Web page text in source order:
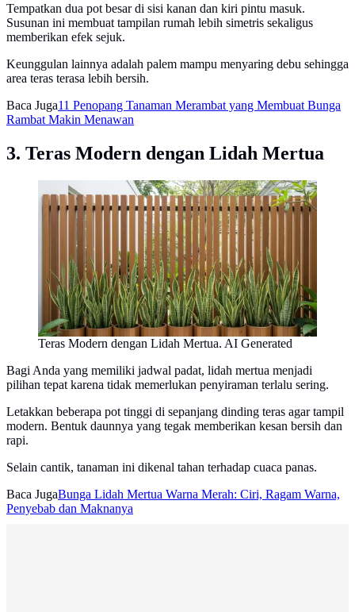
Tempatkan dua pot besar di sisi kanan dan kiri pintu masuk.
Susunan ini membuat tampilan rumah lebih simetris sekaligus
memberikan efek sejuk.
Keunggulan lainnya adalah palem mampu menyaring debu sehingga
area teras terasa lebih bersih.
Baca Juga11 Penopang Tanaman Merambat yang Membuat Bunga
Rambat Makin Menawan
3. Teras Modern dengan Lidah Mertua
Teras Modern dengan Lidah Mertua. AI Generated
Bagi Anda yang memiliki jadwal padat, lidah mertua menjadi
pilihan tepat karena tidak memerlukan penyiraman terlalu sering.
Letakkan beberapa pot tinggi di sepanjang dinding teras agar tampil
modern. Bentuk daunnya yang tegak memberikan kesan bersih dan
rapi.
Selain cantik, tanaman ini dikenal tahan terhadap cuaca panas.
Baca JugaBunga Lidah Mertua Warna Merah: Ciri, Ragam Warna,
Penyebab dan Maknanya